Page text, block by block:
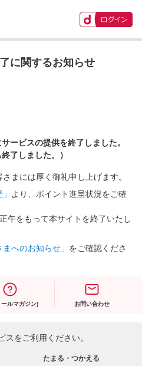
に関するお知らせ
サービスの提供を終了しました。
終了しました。）
まには厚く御礼申し上げます。
より、ポイント進呈状況をご確
午をもって本サイトを終了いたし
まへのお知らせ」 をご確認くださ
ールマガジン) お問い合わせ
スをご利用ください。
たまる・つかえる